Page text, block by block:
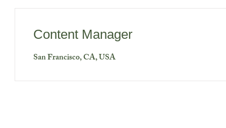
Content Manager
San Francisco, CA, USA